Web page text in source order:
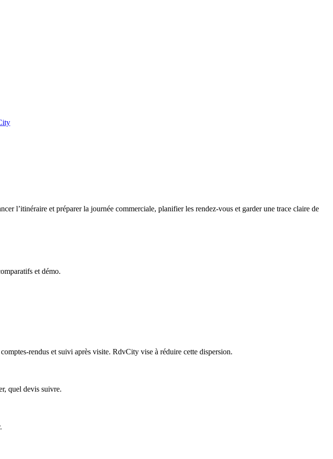
l’itinéraire et préparer la journée commerciale, planifier les rendez-vous et garder une trace claire de
et démo.
rendus et suivi après visite. RdvCity vise à réduire cette dispersion.
quel devis suivre.